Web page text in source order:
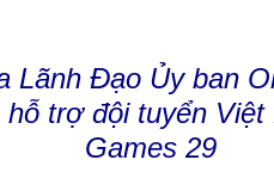
Lãnh Đạo Ủy ban
trợ đội tuyển
Games 29